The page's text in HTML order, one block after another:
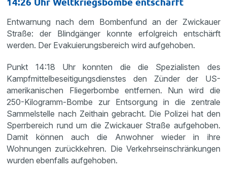
Entwarnung nach dem Bombenfund an der Zwickauer
Straße: der Blindgänger konnte erfolgreich entschärft
werden. Der Evakuierungsbereich wird aufgehoben.
Punkt 14:18 Uhr konnten die die Spezialisten des
Kampfmittelbeseitigungsdienstes den Zünder der US-
amerikanischen Fliegerbombe entfernen. Nun wird die
250-Kilogramm-Bombe zur Entsorgung in die zentrale
Sammelstelle nach Zeithain gebracht. Die Polizei hat den
Sperrbereich rund um die Zwickauer Straße aufgehoben.
Damit können auch die Anwohner wieder in ihre
Wohnungen zurückkehren. Die Verkehrseinschränkungen
wurden ebenfalls aufgehoben.